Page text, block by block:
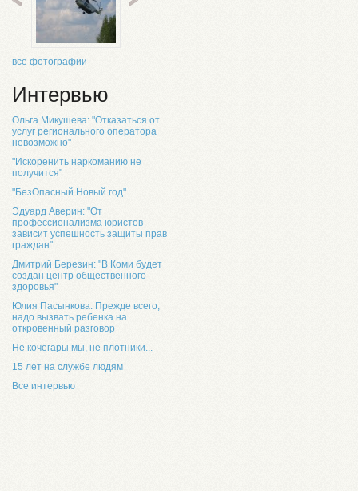
все фотографии
Интервью
Ольга Микушева: "Отказаться от
услуг регионального оператора
невозможно"
"Искоренить наркоманию не
получится"
"БезОпасный Новый год"
Эдуард Аверин: "От
профессионализма юристов
зависит успешность защиты прав
граждан"
Дмитрий Березин: "В Коми будет
создан центр общественного
здоровья"
Юлия Пасынкова: Прежде всего,
надо вызвать ребенка на
откровенный разговор
Не кочегары мы, не плотники...
15 лет на службе людям
Все интервью